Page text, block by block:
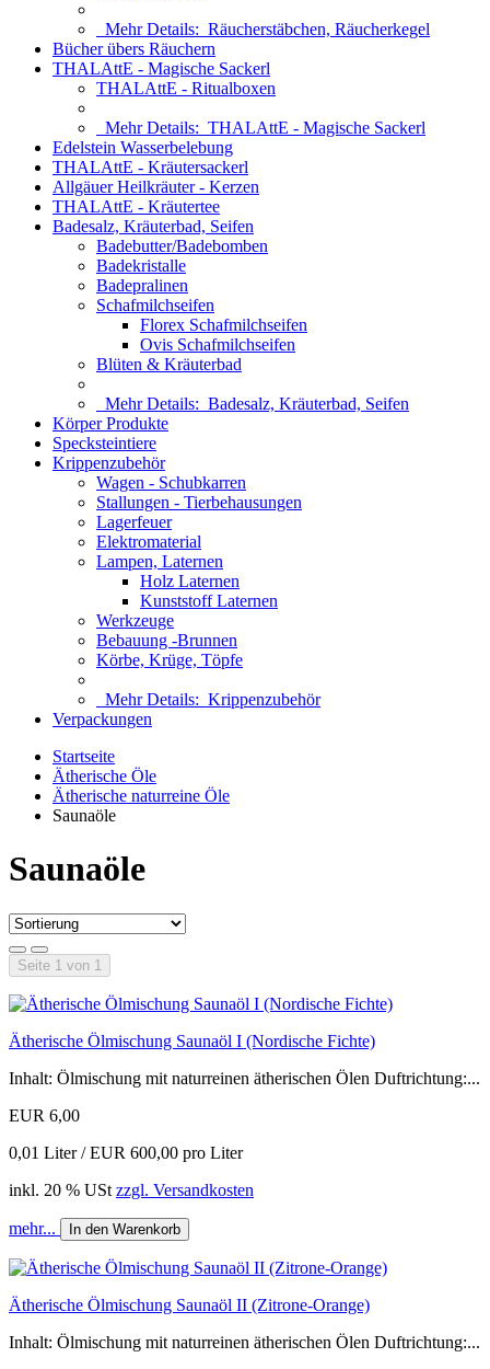
Mehr Details: Räucherstäbchen, Räucherkegel
Bücher übers Räuchern
THALAttE - Magische Sackerl
THALAttE - Ritualboxen
Mehr Details: THALAttE - Magische Sackerl
Edelstein Wasserbelebung
THALAttE - Kräutersackerl
Allgäuer Heilkräuter - Kerzen
THALAttE - Kräutertee
Badesalz, Kräuterbad, Seifen
Badebutter/Badebomben
Badekristalle
Badepralinen
Schafmilchseifen
Florex Schafmilchseifen
Ovis Schafmilchseifen
Blüten & Kräuterbad
Mehr Details: Badesalz, Kräuterbad, Seifen
Körper Produkte
Specksteintiere
Krippenzubehör
Wagen - Schubkarren
Stallungen - Tierbehausungen
Lagerfeuer
Elektromaterial
Lampen, Laternen
Holz Laternen
Kunststoff Laternen
Werkzeuge
Bebauung -Brunnen
Körbe, Krüge, Töpfe
Mehr Details: Krippenzubehör
Verpackungen
Startseite
Ätherische Öle
Ätherische naturreine Öle
Saunaöle
Saunaöle
Seite 1 von 1
Ätherische Ölmischung Saunaöl I (Nordische Fichte)
Inhalt: Ölmischung mit naturreinen ätherischen Ölen Duftrichtung:...
EUR 6,00
0,01 Liter / EUR 600,00 pro Liter
inkl. 20 % USt zzgl. Versandkosten
mehr... In den Warenkorb
Ätherische Ölmischung Saunaöl II (Zitrone-Orange)
Inhalt: Ölmischung mit naturreinen ätherischen Ölen Duftrichtung:...